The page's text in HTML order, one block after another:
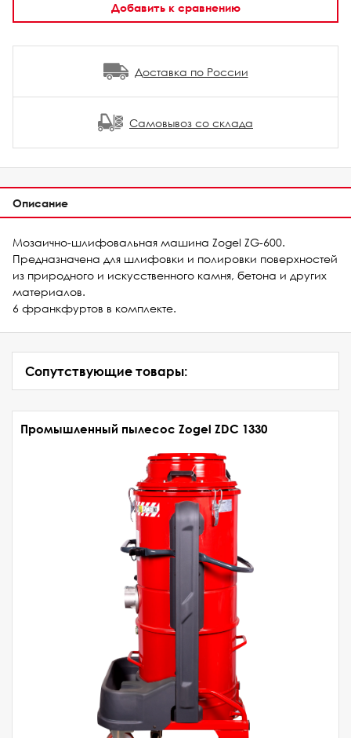
Добавить к сравнению
Доставка по России
Самовывоз со склада
Описание
Мозаично-шлифовальная машина Zogel ZG-600.
Предназначена для шлифовки и полировки поверхностей
из природного и искусственного камня, бетона и других
материалов.
6 франкфуртов в комплекте.
Сопутствующие товары:
Промышленный пылесос Zogel ZDC 1330